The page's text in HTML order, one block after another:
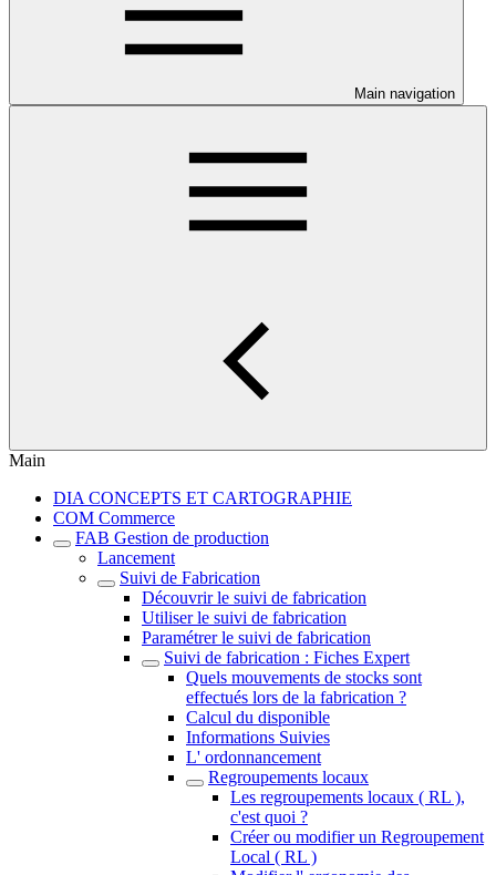
Main navigation
Main
DIA CONCEPTS ET CARTOGRAPHIE
COM Commerce
FAB Gestion de production
Lancement
Suivi de Fabrication
Découvrir le suivi de fabrication
Utiliser le suivi de fabrication
Paramétrer le suivi de fabrication
Suivi de fabrication : Fiches Expert
Quels mouvements de stocks sont
effectués lors de la fabrication ?
Calcul du disponible
Informations Suivies
L' ordonnancement
Regroupements locaux
Les regroupements locaux ( RL ),
c'est quoi ?
Créer ou modifier un Regroupement
Local ( RL )